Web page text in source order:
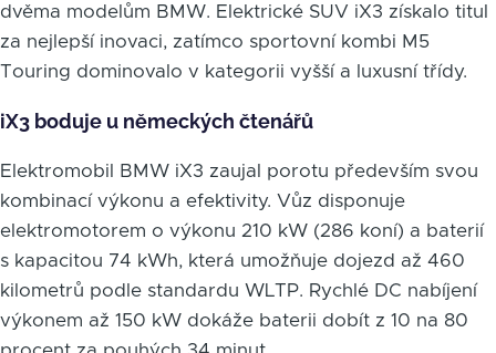
dvěma modelům BMW. Elektrické SUV iX3 získalo titul
za nejlepší inovaci, zatímco sportovní kombi M5
Touring dominovalo v kategorii vyšší a luxusní třídy.
iX3 boduje u německých čtenářů
Elektromobil BMW iX3 zaujal porotu především svou
kombinací výkonu a efektivity. Vůz disponuje
elektromotorem o výkonu 210 kW (286 koní) a baterií
s kapacitou 74 kWh, která umožňuje dojezd až 460
kilometrů podle standardu WLTP. Rychlé DC nabíjení
výkonem až 150 kW dokáže baterii dobít z 10 na 80